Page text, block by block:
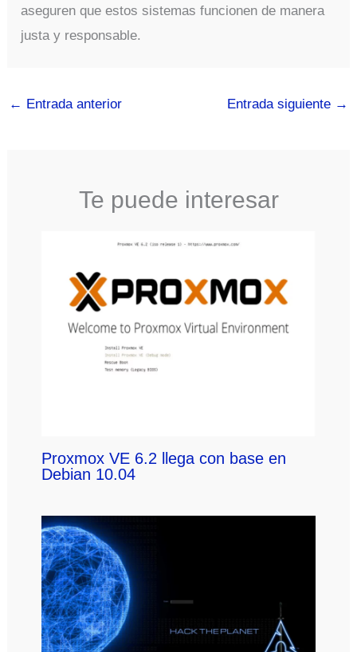
aseguren que estos sistemas funcionen de manera
justa y responsable.
← Entrada anterior Entrada siguiente →
Te puede interesar
Proxmox VE 6.2 llega con base en
Debian 10.04